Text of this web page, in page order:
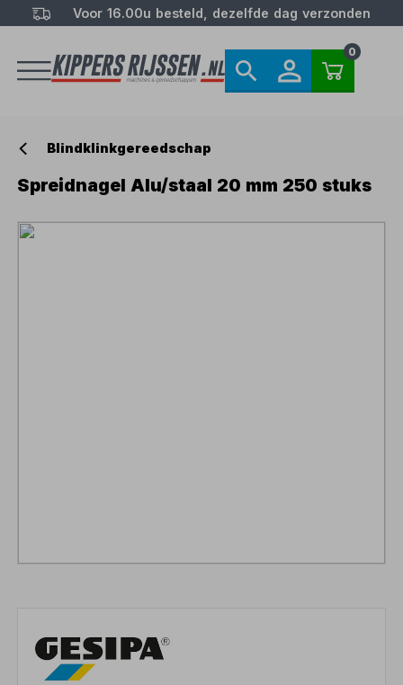
Voor 16.00u besteld, dezelfde dag verzonden
0
Blindklinkgereedschap
Spreidnagel Alu/staal 20 mm 250 stuks